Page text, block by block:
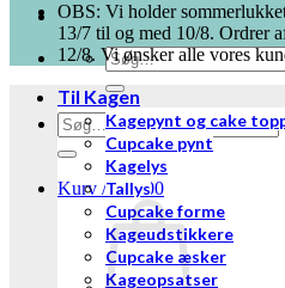
Søg
efter:
Søg
efter:
Kurv /kr.0,00
OBS: Vi holder
13/7 til og med 10/8. Ordrer
12/8. Vi ønsker alle vores
Til Kagen
Kagepynt og cake
Cupcake pynt
Kagelys
Tallys
Cupcake forme
Kageudstikkere
Cupcake æsker
Kageopsatser